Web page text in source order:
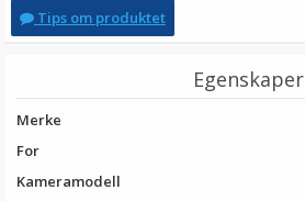
Tips om produktet
Egenskaper
Merke
For
Kameramodell